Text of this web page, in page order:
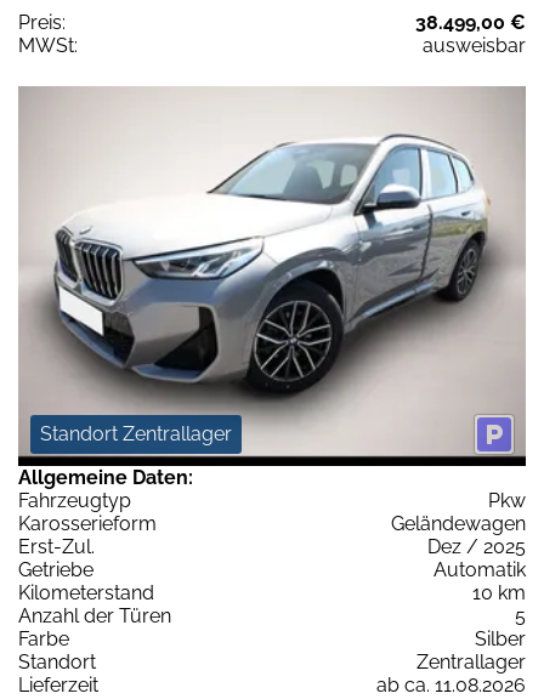
Preis:
38.499,00 €
MWSt:
ausweisbar
Standort Zentrallager
Allgemeine Daten:
Fahrzeugtyp
Pkw
Karosserieform
Geländewagen
Erst-Zul.
Dez / 2025
Getriebe
Automatik
Kilometerstand
10 km
Anzahl der Türen
5
Farbe
Silber
Standort
Zentrallager
Lieferzeit
ab ca. 11.08.2026